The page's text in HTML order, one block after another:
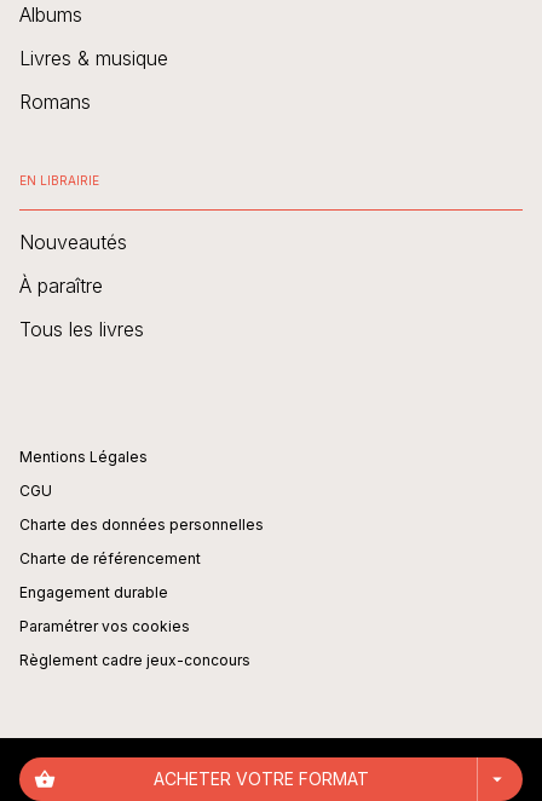
shopping_basket ACHETER VOTRE FORMAT arrow_drop_down
Albums
Livres & musique
Romans
EN LIBRAIRIE
Nouveautés
À paraître
Tous les livres
Mentions Légales
CGU
Charte des données personnelles
Charte de référencement
Engagement durable
Paramétrer vos cookies
Règlement cadre jeux-concours
DIDIER JEUNESSE© 2026